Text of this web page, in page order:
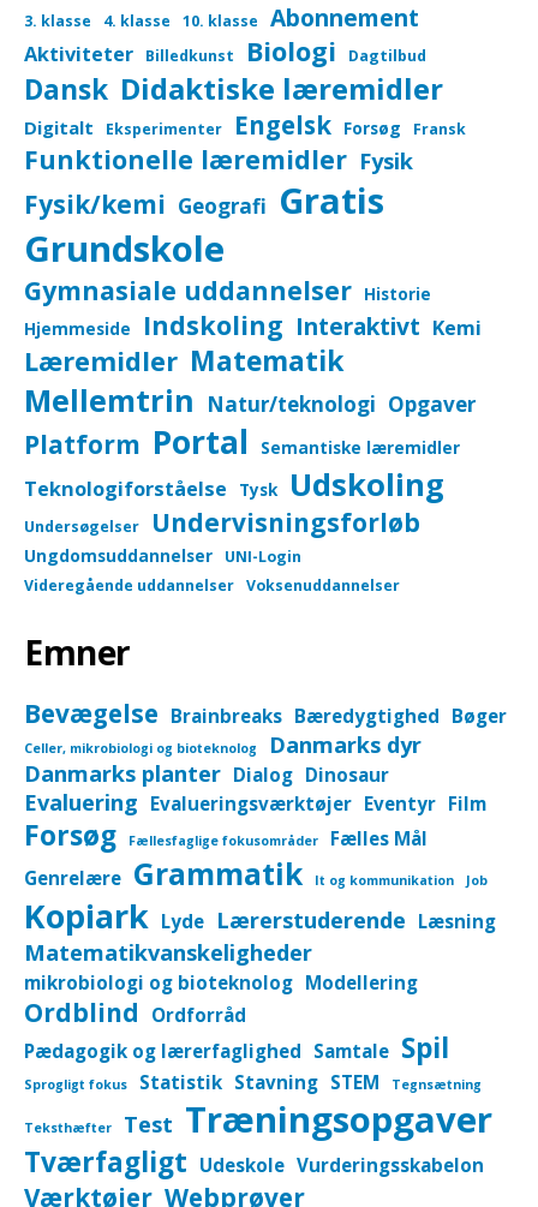
3. klasse 4. klasse 10. klasse Abonnement
Aktiviteter Billedkunst Biologi Dagtilbud
Dansk Didaktiske læremidler
Digitalt Eksperimenter Engelsk Forsøg Fransk
Funktionelle læremidler Fysik
Fysik/kemi Geografi Gratis
Grundskole
Gymnasiale uddannelser Historie
Hjemmeside
Indskoling Interaktivt Kemi
Læremidler Matematik
Mellemtrin Natur/teknologi Opgaver
Platform Portal Semantiske læremidler
Teknologiforståelse Tysk Udskoling
Undersøgelser Undervisningsforløb
Ungdomsuddannelser
UNI-Login
Videregående uddannelser Voksenuddannelser
Emner
Bevægelse Brainbreaks Bæredygtighed Bøger
Celler, mikrobiologi og bioteknolog
Danmarks dyr
Danmarks planter Dialog Dinosaur
Evaluering Evalueringsværktøjer Eventyr Film
Forsøg Fællesfaglige fokusområder
Fælles Mål
Genrelære Grammatik It og kommunikation Job
Kopiark Lyde Lærerstuderende Læsning
Matematikvanskeligheder
mikrobiologi og bioteknolog Modellering
Ordblind
Ordforråd
Pædagogik og lærerfaglighed Samtale Spil
Sprogligt fokus Statistik Stavning STEM Tegnsætning
Teksthæfter Test Træningsopgaver
Tværfagligt Udeskole Vurderingsskabelon
Værktøjer Webprøver